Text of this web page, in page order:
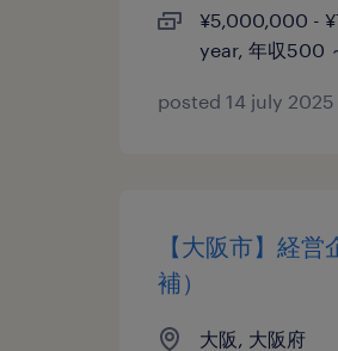
¥5,000,000 -
year, 年収500
posted 14 july 2025
【大阪市】経
補）
大阪, 大阪府